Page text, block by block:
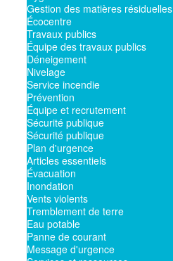
Gestion des matières résiduelles
Écocentre
Travaux publics
Équipe des travaux publics
Déneigement
Nivelage
Service incendie
Prévention
Équipe et recrutement
Sécurité publique
Sécurité publique
Plan d'urgence
Articles essentiels
Évacuation
Inondation
Vents violents
Tremblement de terre
Eau potable
Panne de courant
Message d'urgence